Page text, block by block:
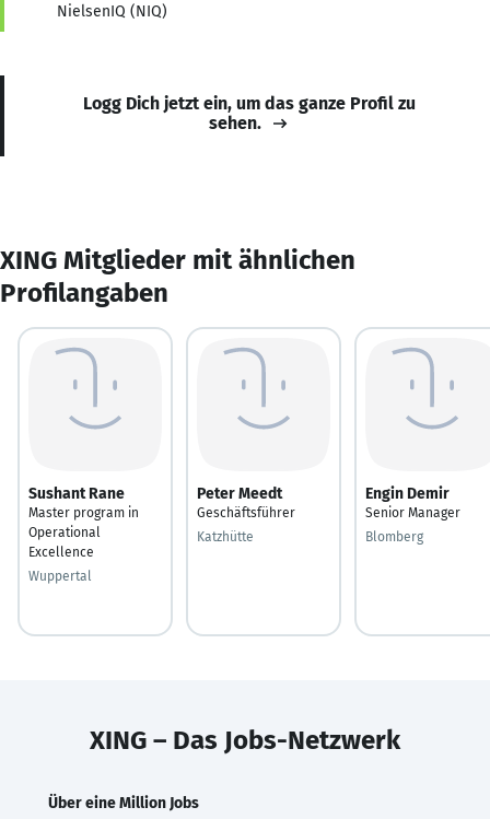
NielsenIQ (NIQ)
Logg Dich jetzt ein, um das ganze Profil zu
sehen.
XING Mitglieder mit ähnlichen
Profilangaben
Sushant Rane
Master program in
Operational
Excellence
Wuppertal
Peter Meedt
Geschäftsführer
Katzhütte
Engin Demir
Senior Manager
Blomberg
XING – Das Jobs-Netzwerk
Über eine Million Jobs